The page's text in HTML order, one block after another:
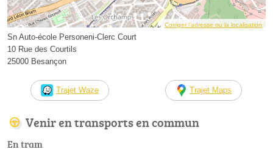
Corriger l’adresse ou la localisation
Sn Auto-école Personeni-Clerc Court
10 Rue des Courtils
25000 Besançon
Trajet Waze Trajet Maps
Venir en transports en commun
En tram